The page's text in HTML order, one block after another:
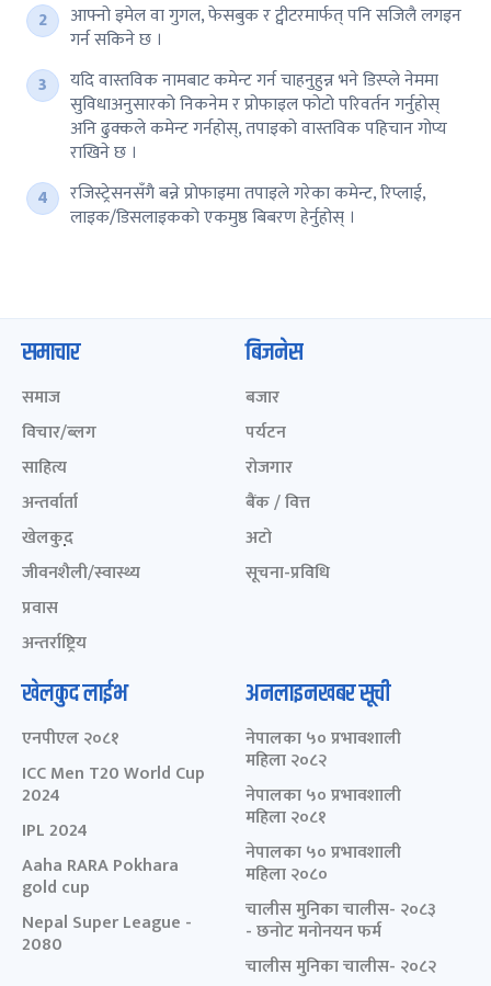
आफ्नो इमेल वा गुगल, फेसबुक र ट्वीटरमार्फत् पनि सजिलै लगइन
गर्न सकिने छ ।
यदि वास्तविक नामबाट कमेन्ट गर्न चाहनुहुन्न भने डिस्प्ले नेममा
सुविधाअनुसारको निकनेम र प्रोफाइल फोटो परिवर्तन गर्नुहोस्
अनि ढुक्कले कमेन्ट गर्नहोस्, तपाइको वास्तविक पहिचान गोप्य
राखिने छ ।
रजिस्ट्रेसनसँगै बन्ने प्रोफाइमा तपाइले गरेका कमेन्ट, रिप्लाई,
लाइक/डिसलाइकको एकमुष्ठ बिबरण हेर्नुहोस् ।
समाचार
समाज
विचार/ब्लग
साहित्य
अन्तर्वार्ता
खेलकुद़़
जीवनशैली/स्वास्थ्य
प्रवास
अन्तर्राष्ट्रिय
बिजनेस
बजार
पर्यटन
रोजगार
बैंक / वित्त
अटो
सूचना-प्रविधि
खेलकुद लाईभ
एनपीएल २०८१
ICC Men T20 World Cup
2024
IPL 2024
Aaha RARA Pokhara
gold cup
Nepal Super League -
2080
अनलाइनखबर सूची
नेपालका ५० प्रभावशाली
महिला २०८२
नेपालका ५० प्रभावशाली
महिला २०८१
नेपालका ५० प्रभावशाली
महिला २०८०
चालीस मुनिका चालीस- २०८३
- छनोट मनोनयन फर्म
चालीस मुनिका चालीस- २०८२